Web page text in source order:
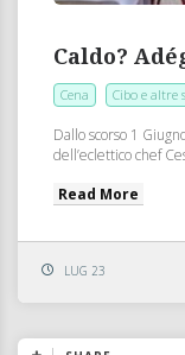
Caldo?
Cena Cibo e altre
Dallo scorso 1
dell’eclettico chef
Read More
LUG 23